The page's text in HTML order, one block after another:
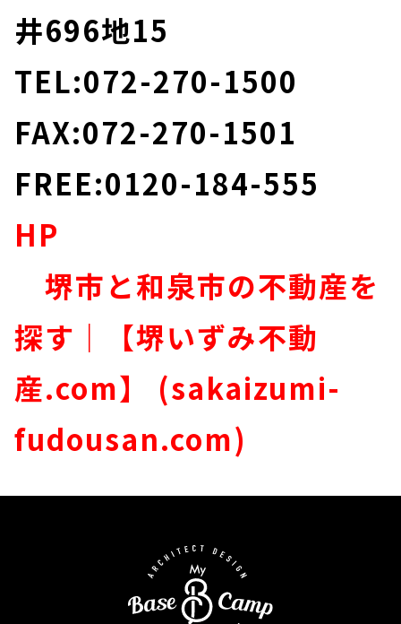
井696地15
TEL:072-270-1500
FAX:072-270-1501
FREE:0120-184-555
HP
堺市と和泉市の不動産を
探す｜【堺いずみ不動
産.com】 (sakaizumi-
fudousan.com)